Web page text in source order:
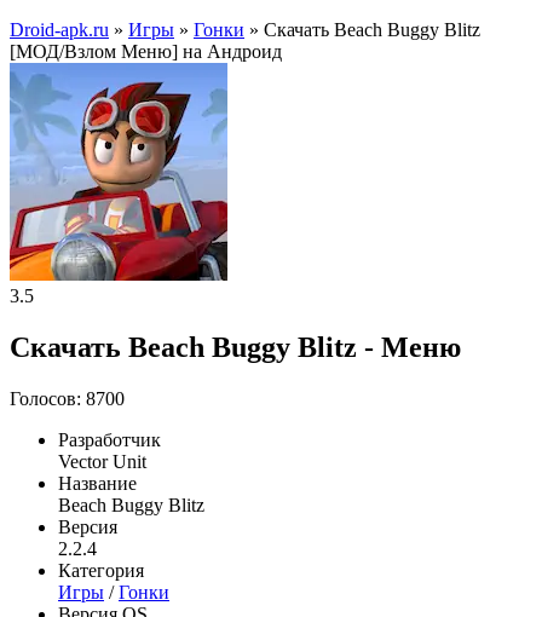
Droid-apk.ru » Игры » Гонки » Скачать Beach Buggy Blitz
[МОД/Взлом Меню] на Андроид
3.5
Скачать Beach Buggy Blitz - Меню
Голосов: 8700
Разработчик
Vector Unit
Название
Beach Buggy Blitz
Версия
2.2.4
Категория
Игры /Гонки